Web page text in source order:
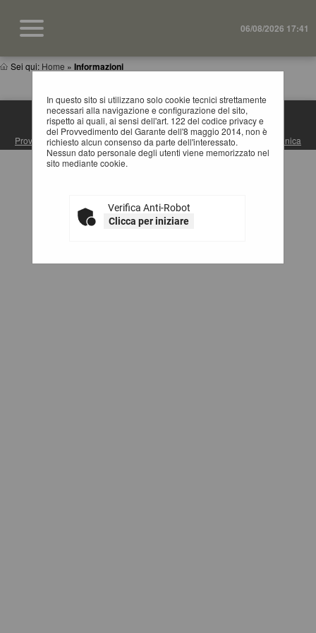
06/08/2026 17:41
Sei qui: Home » Informazioni
In questo sito si utilizzano solo cookie tecnici strettamente
necessari alla navigazione e configurazione del sito,
rispetto ai quali, ai sensi dell'art. 122 del codice privacy e
del Provvedimento del Garante dell'8 maggio 2014, non è
richiesto alcun consenso da parte dell'interessato.
Nessun dato personale degli utenti viene memorizzato nel
sito mediante cookie.
Verifica Anti-Robot
Clicca per iniziare
S.U.A. PROVINCIA DI MATERA
Provincia di Matera| Via Ridola, 60 - 75100 Matera (MT) |
Posta Elettronica
Certificata| Centralino: +39 0835 3061